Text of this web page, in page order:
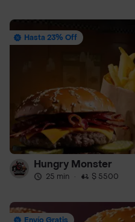
Hasta 23% Off
Hungry Monster
25 min · $ 5500